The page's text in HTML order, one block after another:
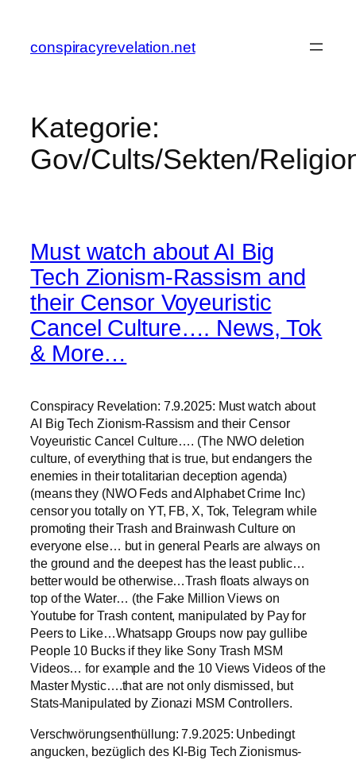
springen
conspiracyrevelation.net
Kategorie:
Gov/Cults/Sekten/
Must watch about AI Big
Tech Zionism-Rassism and
their Censor Voyeuristic
Cancel Culture…. News, Tok
& More…
Conspiracy Revelation: 7.9.2025: Must watch about
AI Big Tech Zionism-Rassism and their Censor
Voyeuristic Cancel Culture…. (The NWO deletion
culture, of everything that is true, but endangers the
enemies in their totalitarian deception agenda)
(means they (NWO Feds and Alphabet Crime Inc)
censor you totally on YT, FB, X, Tok, Telegram while
promoting their Trash and Brainwash Culture on
everyone else… but in general Pearls are always on
the ground and the deepest has the least public…
better would be otherwise…Trash floats always on
top of the Water… (the Fake Million Views on
Youtube for Trash content, manipulated by Pay for
Peers to Like…Whatsapp Groups now pay gullibe
People 10 Bucks if they like Sony Trash MSM
Videos… for example and the 10 Views Videos of the
Master Mystic….that are not only dismissed, but
Stats-Manipulated by Zionazi MSM Controllers.
Verschwörungsenthüllung: 7.9.2025: Unbedingt
angucken, bezüglich des KI-Big Tech Zionismus-